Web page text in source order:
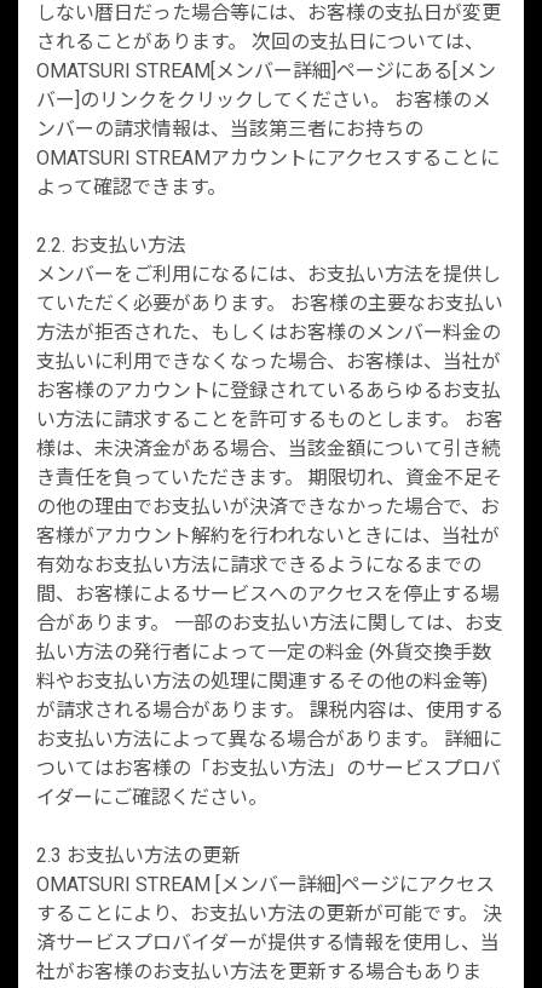
しない暦日だった場合等には、お客様の支払日が変更
されることがあります。 次回の支払日については、
OMATSURI STREAM[メンバー詳細]ページにある[メン
バー]のリンクをクリックしてください。 お客様のメ
ンバーの請求情報は、当該第三者にお持ちの
OMATSURI STREAMアカウントにアクセスすることに
よって確認できます。
2.2. お支払い方法
メンバーをご利用になるには、お支払い方法を提供し
ていただく必要があります。 お客様の主要なお支払い
方法が拒否された、もしくはお客様のメンバー料金の
支払いに利用できなくなった場合、お客様は、当社が
お客様のアカウントに登録されているあらゆるお支払
い方法に請求することを許可するものとします。 お客
様は、未決済金がある場合、当該金額について引き続
き責任を負っていただきます。 期限切れ、資金不足そ
の他の理由でお支払いが決済できなかった場合で、お
客様がアカウント解約を行われないときには、当社が
有効なお支払い方法に請求できるようになるまでの
間、お客様によるサービスへのアクセスを停止する場
合があります。 一部のお支払い方法に関しては、お支
払い方法の発行者によって一定の料金 (外貨交換手数
料やお支払い方法の処理に関連するその他の料金等)
が請求される場合があります。 課税内容は、使用する
お支払い方法によって異なる場合があります。 詳細に
ついてはお客様の「お支払い方法」のサービスプロバ
イダーにご確認ください。
2.3 お支払い方法の更新
OMATSURI STREAM [メンバー詳細]ページにアクセス
することにより、お支払い方法の更新が可能です。 決
済サービスプロバイダーが提供する情報を使用し、当
社がお客様のお支払い方法を更新する場合もありま